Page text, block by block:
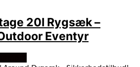
20l Rygsæk –
Eventyr